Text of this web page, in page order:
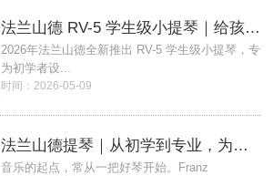
法兰山德 RV-5 学生级小提琴｜给孩子最好的提琴启蒙
2026年法兰山德全新推出 RV-5 学生级小提琴，专
为初学者设...
时间：2026-05-09
法兰山德提琴｜从初学到专业，为每一位爱乐人找到最合适的琴
音乐的起点，常从一把好琴开始。Franz